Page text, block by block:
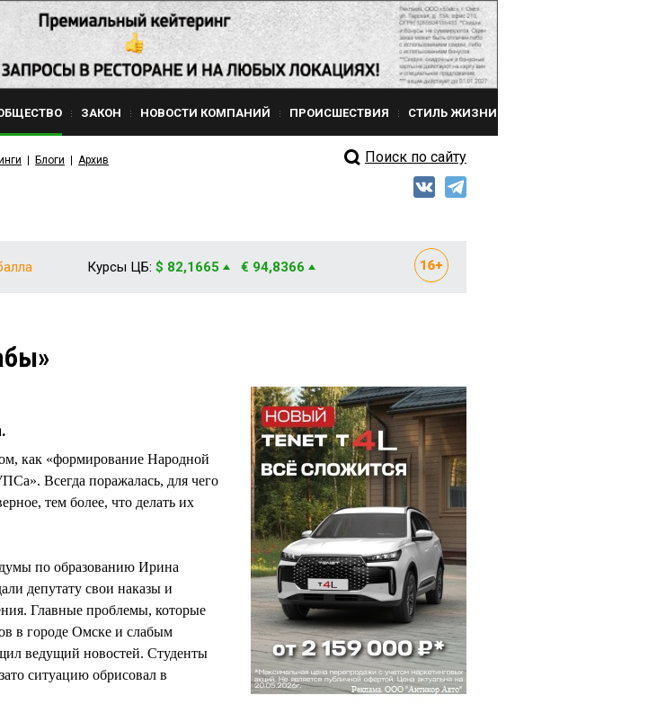
ЗАКОН НОВОСТИ КОМПАНИЙ ПРОИСШЕСТВИЯ СТИЛЬ ЖИЗНИ
Блоги Архив Поиск по сайту
Курсы ЦБ: $ 82,1665 € 94,8366
как «формирование Народной
Всегда поражалась, для чего
тем более, что делать их
по образованию Ирина
депутату свои наказы и
Главные проблемы, которые
в городе Омске и слабым
ведущий новостей. Студенты
ситуацию обрисовал в